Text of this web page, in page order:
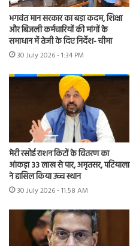
भगवंत मान सरकार का बड़ा कदम, शिक्षा
और बिजली कर्मचारियों की मांगों के
समाधान में तेजी के दिए निर्देश- चीमा
30 July 2026 - 1:34 PM
मेरी रसोई राशन किटों के वितरण का
आंकड़ा 33 लाख से पार, अमृतसर, पटियाला
ने हासिल किया उच्च स्थान
30 July 2026 - 11:58 AM